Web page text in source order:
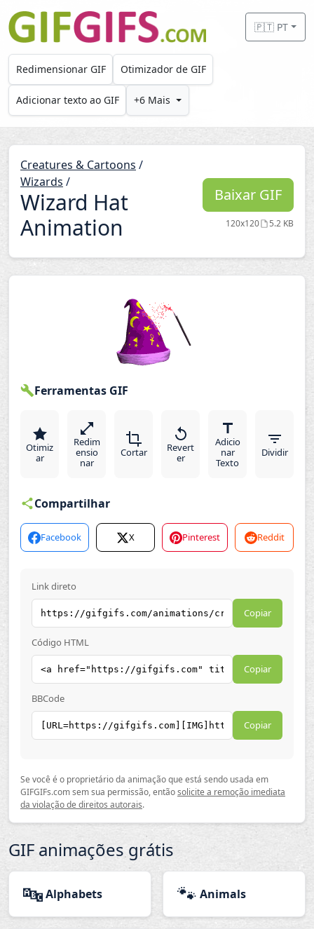
Skip to main content
🇵🇹 PT
Redimensionar GIF Otimizador de GIF
Adicionar texto ao GIF +6 Mais
Creatures & Cartoons /
Wizards /
Wizard Hat
Animation
Baixar GIF
120x120 5.2 KB
Ferramentas GIF
Otimiz
ar
Redim
ensio
nar
Cortar
Revert
er
Adicio
nar
Texto
Dividir
Compartilhar
Facebook X Pinterest Reddit
Link direto
Copiar
Código HTML
Copiar
BBCode
Copiar
Se você é o proprietário da animação que está sendo usada em
GIFGIFs.com sem sua permissão, entãosolicite a remoção imediata
da violação de direitos autorais.
GIF animações grátis
🔤Alphabets 🐾 Animals